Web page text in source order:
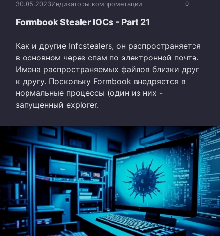
0
30.05.2023Индикаторы компрометации
Formbook Stealer IOCs - Part 21
Как и другие Infostealers, он распространяется
в основном через спам по электронной почте.
Имена распространяемых файлов близки друг
к другу. Поскольку Formbook внедряется в
нормальные процессы (один из них -
запущенный explorer.